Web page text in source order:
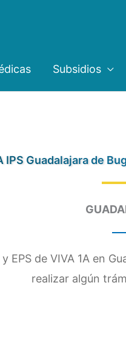
Subsidios
IPS Guadalajara de
EPS de VIVA 1A en
realizar algún